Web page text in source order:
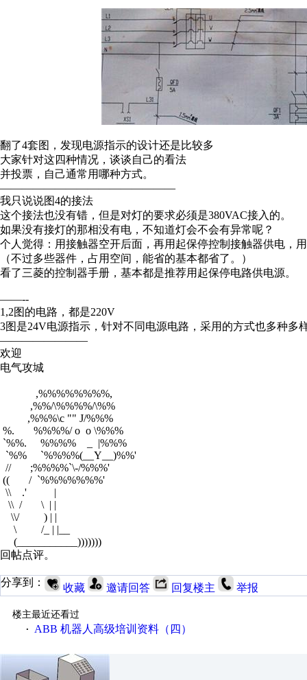
翻了4套图，发现电源指示的设计还是比较多
大家针对这四种情况，谈谈自己的看法
并投票，自己通常用哪种方式。
————————————————
我只说说图4的接法
这个接法也没有错，但是对灯的要求必须是380VAC接入的。
如果没有接灯的那相没有电，不知道灯会不会有异常呢？
个人觉得：用接触器空开后面，再用起保停控制接触器供电，
（不过多些器件，占用空间，能省的基本都省了。）
看了三菱的控制器手册，基本都是推荐用起保停电路供电源。
——--
1,2图的电路，都是220V
3图是24V电源指示，针对不同电源电路，采用的方式也多种多
————————
欢迎
电气攻城
,%%%%%%%%,
,%%/\%%%%/\%%
,%%%\c "" J/%%%
%. %%%%/ o o \%%%
`%%. %%%% _ |%%%
`%% `%%%%(__Y__)%%'
// ;%%%%`\-/%%%'
(( / `%%%%%%%'
\\ .' |
\\ / \ | |
\\/ ) | |
\ /_ | |__
(___________)))))))
回帖点评。
分享到： 收藏 邀请回答 回复楼主 举报
楼主最近还看过
·
ABB 机器人高级培训资料（四）